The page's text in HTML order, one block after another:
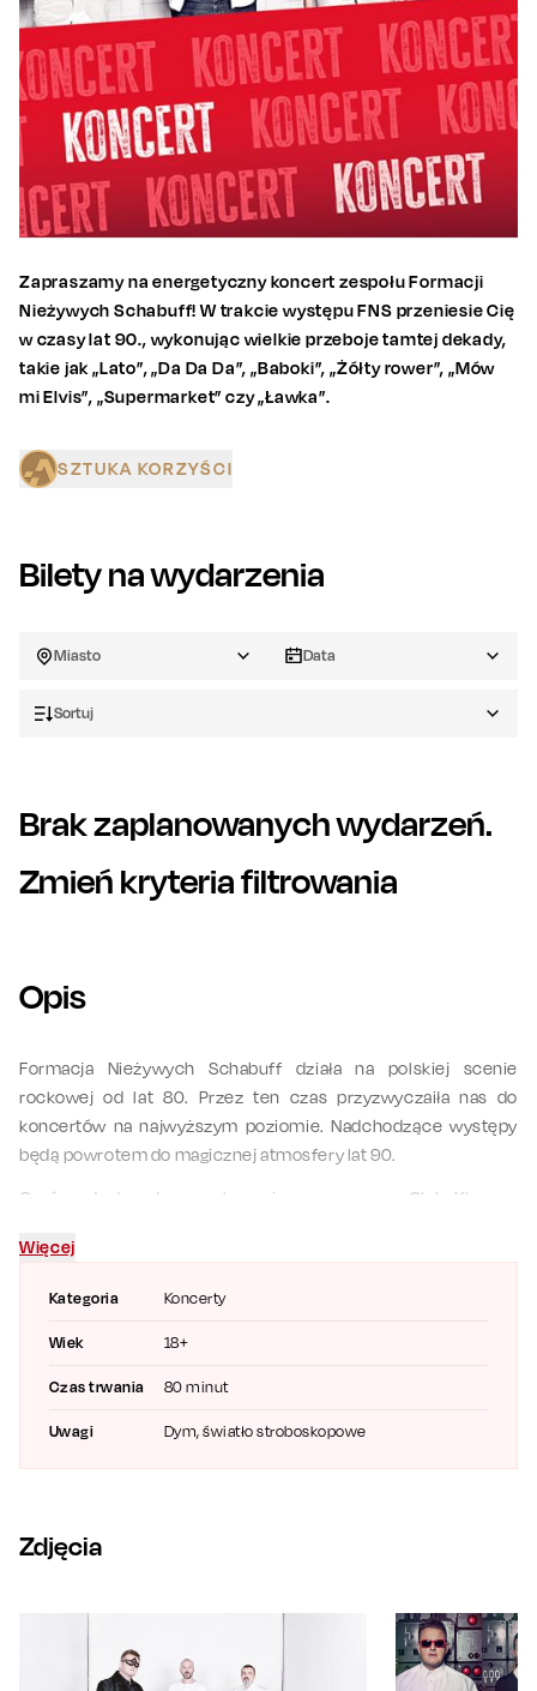
Zapraszamy na energetyczny koncert zespołu Formacji
Nieżywych Schabuff! W trakcie występu FNS przeniesie Cię
w czasy lat 90., wykonując wielkie przeboje tamtej dekady,
takie jak „Lato”, „Da Da Da”, „Baboki”, „Żółty rower”, „Mów
mi Elvis”, „Supermarket” czy „Ławka”.
SZTUKA KORZYŚCI
Bilety na wydarzenia
Miasto Data
Sortuj
Brak zaplanowanych wydarzeń.
Zmień kryteria filtrowania
Opis
Kategoria Koncerty
Wiek 18+
Czas trwania 80 minut
Uwagi Dym, światło stroboskopowe
Formacja Nieżywych Schabuff działa na polskiej scenie
rockowej od lat 80. Przez ten czas przyzwyczaiła nas do
koncertów na najwyższym poziomie. Nadchodzące występy
będą powrotem do magicznej atmosfery lat 90.
Oprócz doskonałego wykonania muzycznego Olek Klepacz
tworząc niepowtarzalny klimat i budząc uśmiech na twarzach
muzyki. Niech ta noc będzie dla Ciebie niezapomnianym
Więcej
Zdjęcia